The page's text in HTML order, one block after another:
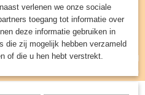
UW WINKELWAGEN
(0)
verlenen we onze sociale
toegang tot informatie over
deze informatie gebruiken in
die zij mogelijk hebben verzameld
of die u hen hebt verstrekt.